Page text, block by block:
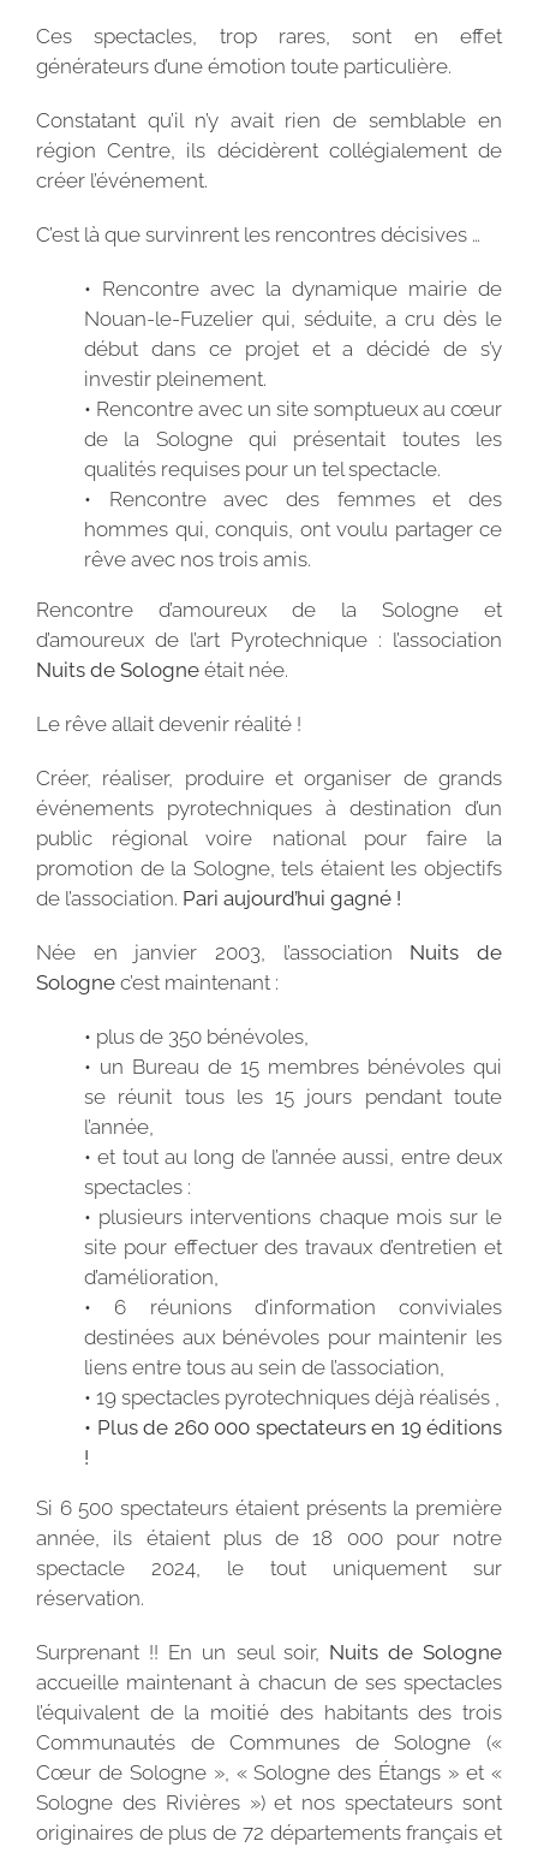
Ces spectacles, trop rares, sont en effet
générateurs d’une émotion toute particulière.
Constatant qu’il n’y avait rien de semblable en
région Centre, ils décidèrent collégialement de
créer l’événement.
C’est là que survinrent les rencontres décisives …
• Rencontre avec la dynamique mairie de
Nouan-le-Fuzelier qui, séduite, a cru dès le
début dans ce projet et a décidé de s’y
investir pleinement.
• Rencontre avec un site somptueux au cœur
de la Sologne qui présentait toutes les
qualités requises pour un tel spectacle.
• Rencontre avec des femmes et des
hommes qui, conquis, ont voulu partager ce
rêve avec nos trois amis.
Rencontre d’amoureux de la Sologne et
d’amoureux de l’art Pyrotechnique : l’association
Nuits de Sologne était née.
Le rêve allait devenir réalité !
Créer, réaliser, produire et organiser de grands
événements pyrotechniques à destination d’un
public régional voire national pour faire la
promotion de la Sologne, tels étaient les objectifs
de l’association. Pari aujourd’hui gagné !
Née en janvier 2003, l’association Nuits de
Sologne c’est maintenant :
• plus de 350 bénévoles,
• un Bureau de 15 membres bénévoles qui
se réunit tous les 15 jours pendant toute
l’année,
• et tout au long de l’année aussi, entre deux
spectacles :
• plusieurs interventions chaque mois sur le
site pour effectuer des travaux d’entretien et
d’amélioration,
• 6 réunions d’information conviviales
destinées aux bénévoles pour maintenir les
liens entre tous au sein de l’association,
• 19 spectacles pyrotechniques déjà réalisés ,
• Plus de 260 000 spectateurs en 19 éditions
!
Si 6 500 spectateurs étaient présents la première
année, ils étaient plus de 18 000 pour notre
spectacle 2024, le tout uniquement sur
réservation.
Surprenant !! En un seul soir, Nuits de Sologne
accueille maintenant à chacun de ses spectacles
l’équivalent de la moitié des habitants des trois
Communautés de Communes de Sologne («
Cœur de Sologne », « Sologne des Étangs » et «
Sologne des Rivières ») et nos spectateurs sont
originaires de plus de 72 départements français et